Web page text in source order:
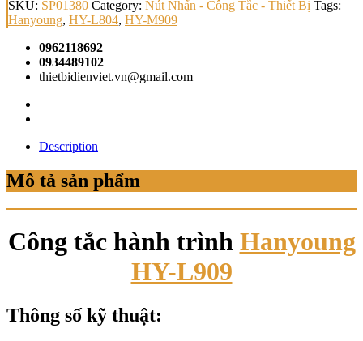
SKU: SP01380 Category: Nút Nhấn - Công Tắc - Thiết Bị Tags:
Hanyoung, HY-L804, HY-M909
0962118692
0934489102
thietbidienviet.vn@gmail.com
Description
Mô tả sản phẩm
Công tắc hành trình Hanyoung
HY-L909
Thông số kỹ thuật: